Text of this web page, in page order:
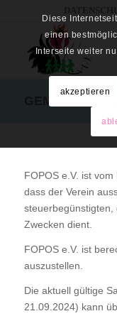
FOPOS e.V. ist
dass der Verein
steuerbegünstigten,
Zwecken dient.
FOPOS e.V. ist
auszustellen.
Die aktuell gültige
21.09.2024) kann
Diese
einen
Interseite weiter
akzeptieren